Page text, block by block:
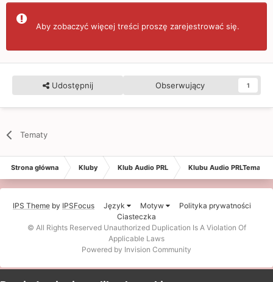
Aby zobaczyć więcej treści proszę zarejestrować się.
Udostępnij Obserwujący 1
Tematy
Strona główna Kluby Klub Audio PRL Klubu Audio PRLTematy
IPS Theme by IPSFocus Język Motyw
Polityka prywatności
Ciasteczka
© All Rights Reserved Unauthorized Duplication Is A Violation Of
Applicable Laws
Powered by Invision Community